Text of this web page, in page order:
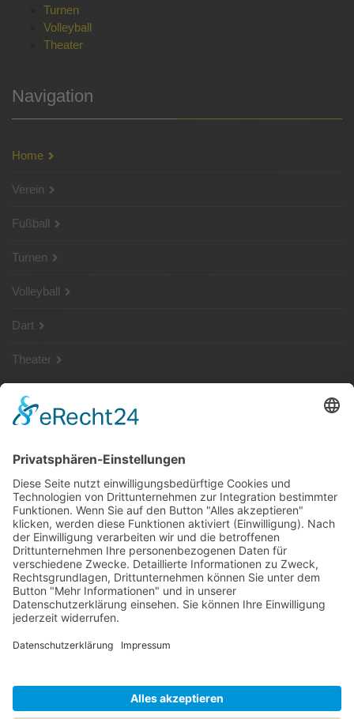
Turnen
Volleyball
Theater
Navigation
Home
Verein
Fußball
Turnen
Volleyball
Dart
Theater
SG Shop
Sponsoren
Kontakt
Social Media
Rechtliches